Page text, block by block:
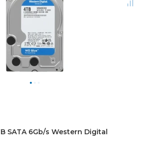
SATA 6Gb/s Western Digital